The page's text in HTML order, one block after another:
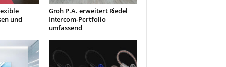
und
Groh P.A. erweitert Riedel
Intercom-Portfolio
umfassend